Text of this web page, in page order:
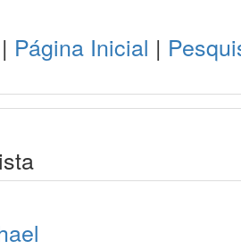
| Página Inicial |